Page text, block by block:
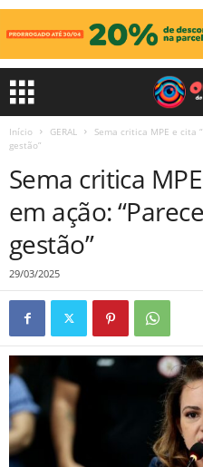
Início GERAL
Sema critica MPE e cita
gestão”
Sema critica
em ação:
gestão”
29/03/2025